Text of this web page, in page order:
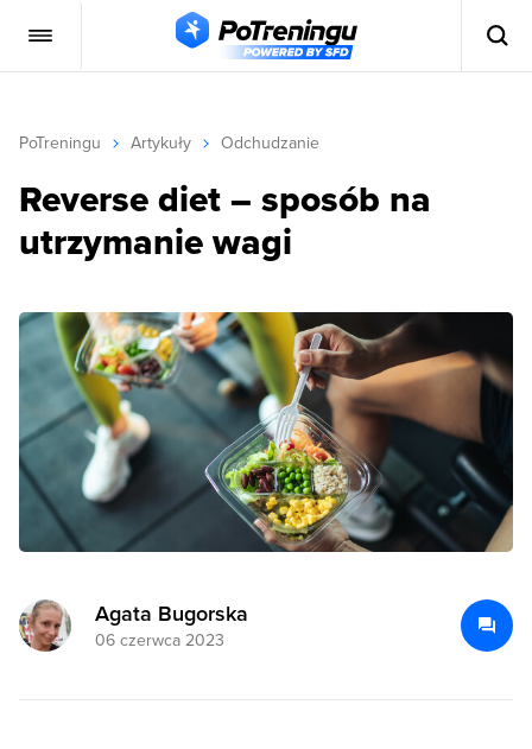
PoTreningu Artykuły Odchudzanie
Reverse diet – sposób na
utrzymanie wagi
Agata Bugorska
06 czerwca 2023